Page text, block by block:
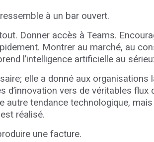
à un bar ouvert.
Donner accès à Teams.
Montrer au marché, au
l’intelligence artificielle au
elle a donné aux organisations
d’innovation vers de véritables
autre tendance technologique,
réalisé.
une facture.